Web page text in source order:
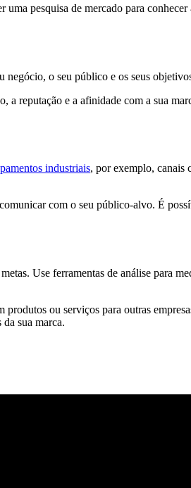
pesquisa de mercado para conhecer
negócio, o seu público e os seus
reputação e a afinidade com a sua
industriais, por exemplo, canais
com o seu público-alvo. É
Use ferramentas de análise para
ou serviços para outras
sua marca.